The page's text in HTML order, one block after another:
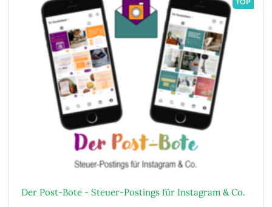
Der Post-Bote - Steuer-Postings für Instagram & Co.